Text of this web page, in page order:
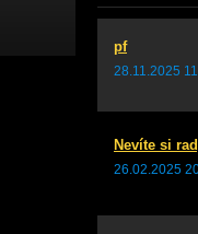
pf
28.11.2025
Nevíte si
26.02.2025